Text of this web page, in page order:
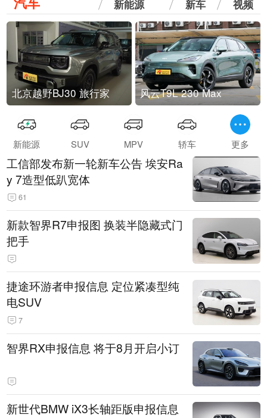
新能源 新车 视频
北京越野BJ30 旅行家 风云T9L 230 Max
新能源 SUV MPV 轿车 更多
工信部发布新一轮新车公告 埃安Ra
y 7造型低趴宽体
61
新款智界R7申报图 换装半隐藏式门
把手
捷途环游者申报信息 定位紧凑型纯
电SUV
7
智界RX申报信息 将于8月开启小订
新世代BMW iX3长轴距版申报信息